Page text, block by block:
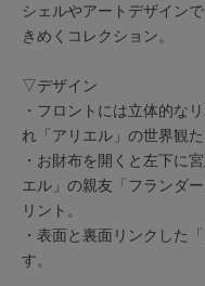
シェルやアートデザイン
きめくコレクション。
▽デザイン
・フロントには立体的な
れ「アリエル」の世界観
・お財布を開くと左下に
エル」の親友「フランダ
リント。
・表面と裏面リンクした
す。